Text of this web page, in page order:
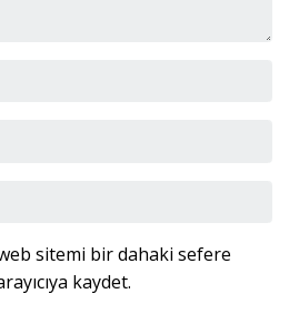
web sitemi bir dahaki sefere
kaydet.